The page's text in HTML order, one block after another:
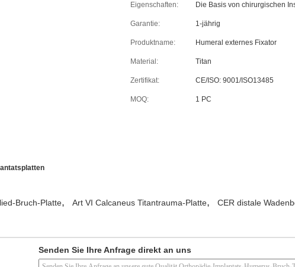
Eigenschaften: Die Basis von chirurgischen
Garantie: 1-jährig
Produktname: Humeral externes Fixator
Material: Titan
Zertifikat: CE/ISO: 9001/ISO13485
MOQ: 1 PC
Bruch-Platte, Art VI Calcaneus Titantrauma-Platte, CER distale
Senden Sie Ihre Anfrage direkt an uns